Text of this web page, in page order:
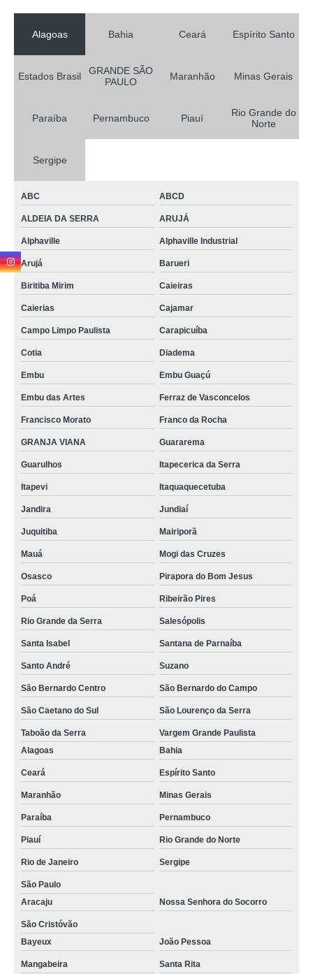
Alagoas Bahia Ceará Espírito Santo
Estados Brasil
GRANDE SÃO
PAULO
Maranhão Minas Gerais
Paraíba Pernambuco Piauí
Rio Grande do
Norte
Sergipe
ABC ABCD
ALDEIA DA SERRA ARUJÁ
Alphaville Alphaville Industrial
Arujá Barueri
Biritiba Mirim Caieiras
Caierias Cajamar
Campo Limpo Paulista Carapicuíba
Cotia Diadema
Embu Embu Guaçú
Embu das Artes Ferraz de Vasconcelos
Francisco Morato Franco da Rocha
GRANJA VIANA Guararema
Guarulhos Itapecerica da Serra
Itapevi Itaquaquecetuba
Jandira Jundiaí
Juquitiba Mairiporã
Mauá Mogi das Cruzes
Osasco Pirapora do Bom Jesus
Poá Ribeirão Pires
Rio Grande da Serra Salesópolis
Santa Isabel Santana de Parnaíba
Santo André Suzano
São Bernardo Centro São Bernardo do Campo
São Caetano do Sul São Lourenço da Serra
Taboão da Serra
Vargem Grande Paulista
Alagoas
Bahia
Ceará Espírito Santo
Maranhão Minas Gerais
Paraíba Pernambuco
Piauí Rio Grande do Norte
Rio de Janeiro Sergipe
São Paulo
Aracaju
Nossa Senhora do Socorro
São Cristóvão
Bayeux
João Pessoa
Mangabeira
Santa Rita